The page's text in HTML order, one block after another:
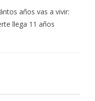
años vas a vivir:
llega 11 años